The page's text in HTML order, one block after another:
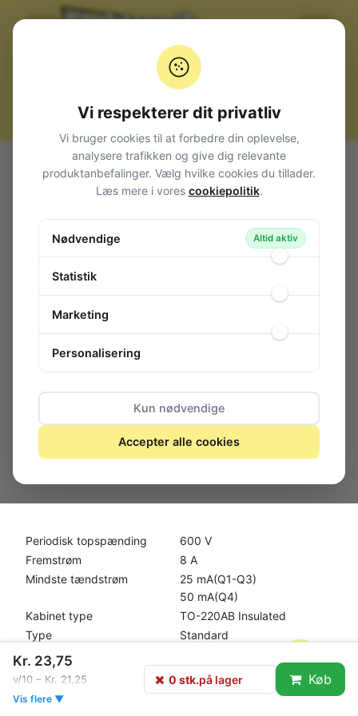
Alle produkter Komponenter Triac
< 16A
Triac TO-220AB insulated 600V 8 A
140-249 / BTA08-600C
0 stk.på lager
Periodisk topspænding 600 V
Fremstrøm
8 A
Mindste tændstrøm
25 mA(Q1-Q3)
50 mA(Q4)
Kabinet type
TO-220AB Insulated
Type
Standard
Isolationsspænding 2500 V
200 V/µs
Kr. 23,75
v/10 – Kr. 21,25
Vis flere ▼
0 stk.på lager Køb
Vi respekterer dit privatliv
Vi bruger cookies til at forbedre din oplevelse,
analysere trafikken og give dig relevante
produktanbefalinger. Vælg hvilke cookies du tillader.
Læs mere i vores cookiepolitik.
Nødvendige Altid aktiv
Statistik
Marketing
Personalisering
Kun nødvendige
Accepter alle cookies